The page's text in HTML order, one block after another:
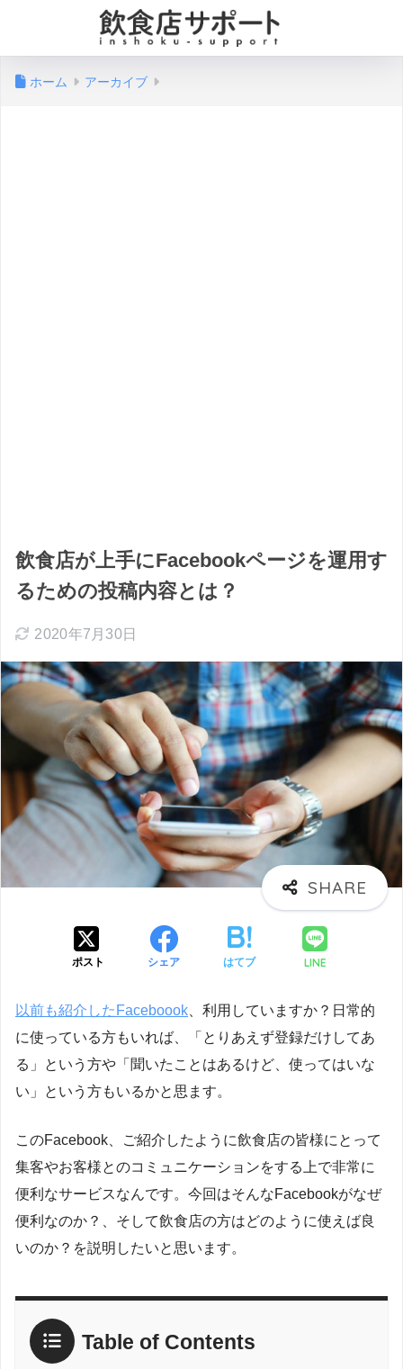
ホーム アーカイブ
飲食店が上手にFacebookページを運用す
るための投稿内容とは？
2020年7月30日
ポスト シェア はてブ LINE
以前も紹介したFaceboook、利用していますか？日常的
に使っている方もいれば、「とりあえず登録だけしてあ
る」という方や「聞いたことはあるけど、使ってはいな
い」という方もいるかと思ます。
このFacebook、ご紹介したように飲食店の皆様にとって
集客やお客様とのコミュニケーションをする上で非常に
便利なサービスなんです。今回はそんなFacebookがなぜ
便利なのか？、そして飲食店の方はどのように使えば良
いのか？を説明したいと思います。
Table of Contents